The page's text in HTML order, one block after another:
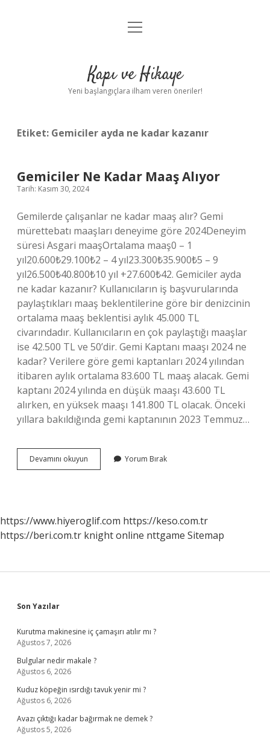
Anasayfa
Yasal Uyarı
menüyü
Kapı ve Hikaye
Yeni başlangıçlara ilham veren öneriler!
Etiket: Gemiciler ayda ne kadar kazanır
Gemiciler Ne Kadar Maaş Alıyor
Tarih: Kasım 30, 2024
Gemilerde çalışanlar ne kadar maaş alır? Gemi
mürettebatı maaşları deneyime göre 2024Deneyim
süresi Asgari maaşOrtalama maaş0 – 1
yıl20.600₺29.100₺2 – 4 yıl23.300₺35.900₺5 – 9
yıl26.500₺40.800₺10 yıl +27.600₺42. Gemiciler ayda
ne kadar kazanır? Kullanıcıların iş başvurularında
paylaştıkları maaş beklentilerine göre bir denizcinin
ortalama maaş beklentisi aylık 45.000 TL
civarındadır. Kullanıcıların en çok paylaştığı maaşlar
ise 42.500 TL ve 50’dir. Gemi Kaptanı maaşı 2024 ne
kadar? Verilere göre gemi kaptanları 2024 yılından
itibaren aylık ortalama 83.600 TL maaş alacak. Gemi
kaptanı 2024 yılında en düşük maaşı 43.600 TL
alırken, en yüksek maaşı 141.800 TL olacak. Önceki
yıllara bakıldığında gemi kaptanının 2023 Temmuz…
Devamını okuyun Gemiciler
Ne
Yorum Bırak
https://www.hiyeroglif.com https://keso.com.tr
https://beri.com.tr knight online nttgame Sitemap
Sidebar
Son Yazılar
Kurutma makinesine iç çamaşırı atılır mı ?
Ağustos 7, 2026
Bulgular nedir makale ?
Ağustos 6, 2026
Kuduz köpeğin ısırdığı tavuk yenir mi ?
Ağustos 6, 2026
Avazı çıktığı kadar bağırmak ne demek ?
Ağustos 5, 2026